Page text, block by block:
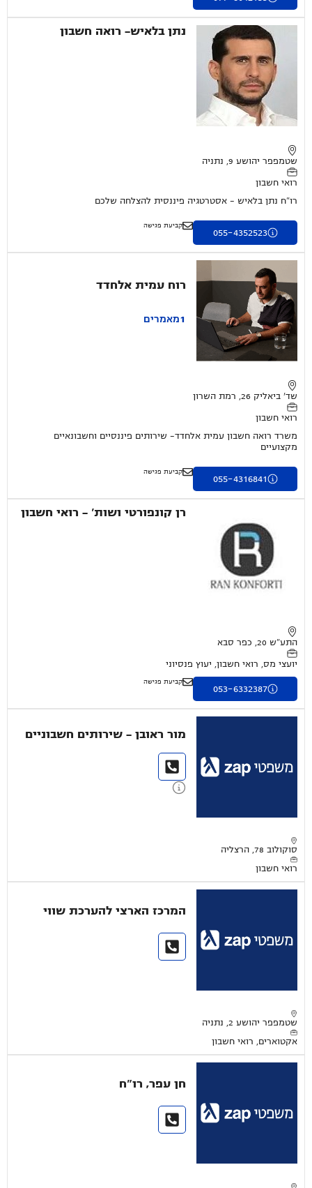
נתן בלאיש- רואה חשבון
שטמפפר יהושע 9, נתניה
רואי חשבון
רו"ח נתן בלאיש – אסטרטגיה פיננסית להצלחה שלכם
055-4352523
קביעת פגישה
רוח עמית אלחדד
שד' ביאליק 26, רמת השרון
רואי חשבון
משרד רואה חשבון עמית אלחדד- שירותים פיננסיים וחשבונאיים
מקצועיים
1מאמרים
055-4316841
קביעת פגישה
רן קונפורטי ושות' - רואי חשבון
התע"ש 20, כפר סבא
יועצי מס, רואי חשבון, יעוץ פנסיוני
053-6332387
קביעת פגישה
מור ראובן - שירותים חשבוניים
סוקולוב 78, הרצליה
רואי חשבון
המרכז הארצי להערכת שווי
שטמפפר יהושע 2, נתניה
אקטוארים, רואי חשבון
חן עפר, רו"ח